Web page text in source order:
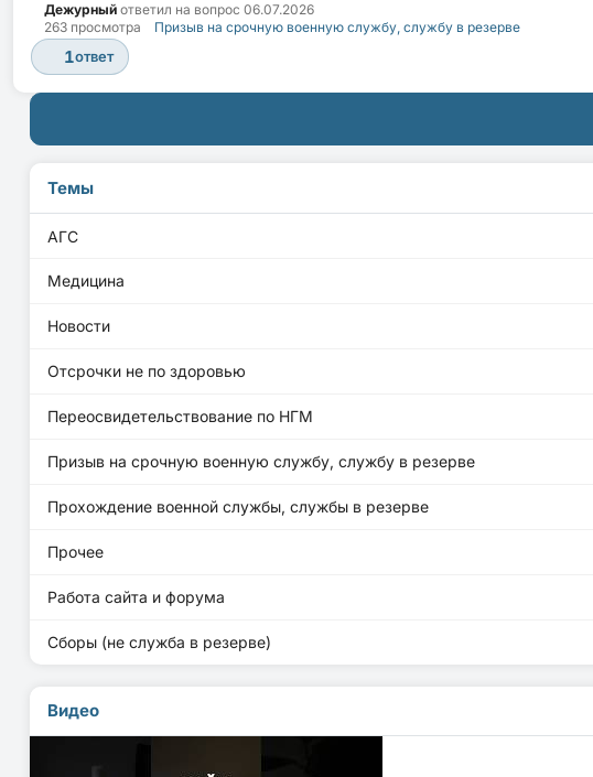
Дежурный ответил на вопрос 06.07.2026
263 просмотра
Призыв на срочную военную службу, службу в резерве
1ответ
Темы
АГС
Медицина
Новости
Отсрочки не по здоровью
Переосвидетельствование по НГМ
Призыв на срочную военную службу, службу в резерве
Прохождение военной службы, службы в резерве
Прочее
Работа сайта и форума
Сборы (не служба в резерве)
Видео